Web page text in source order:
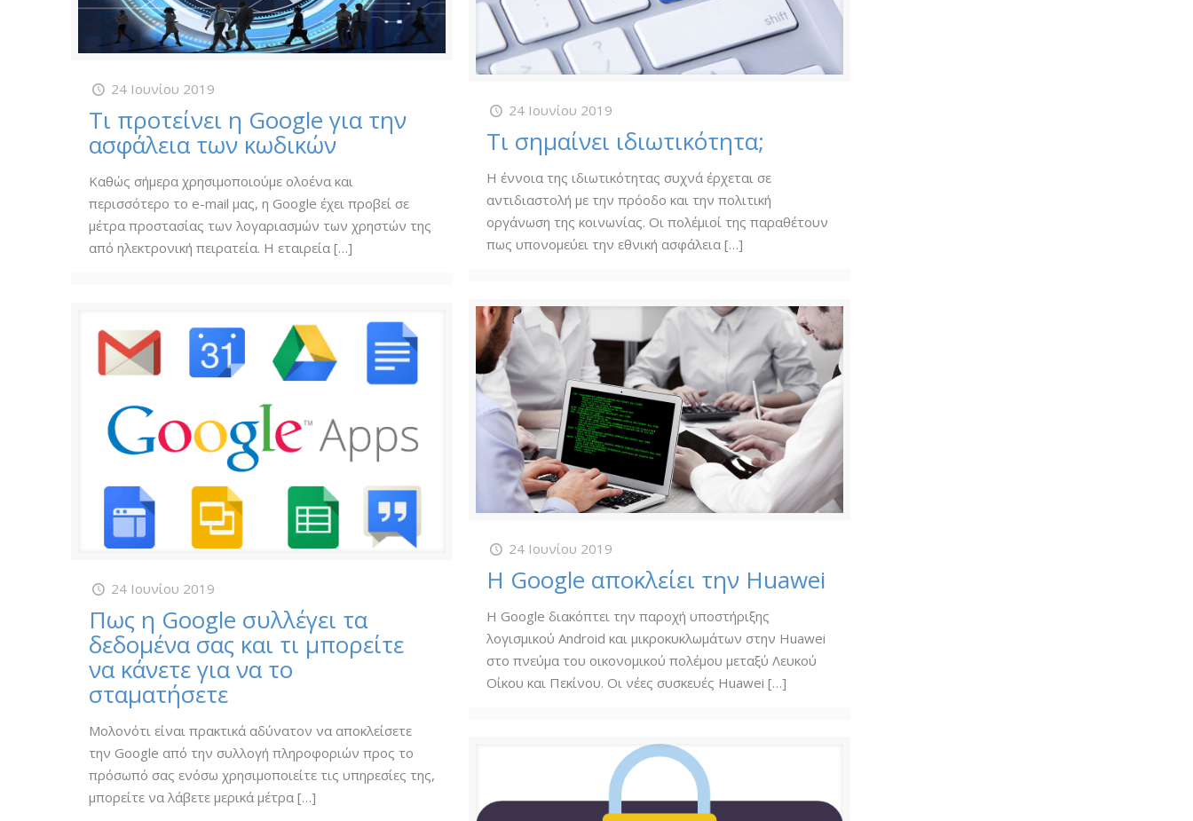
24 Ιουνίου 2019
Τι προτείνει η Google για την
ασφάλεια των κωδικών
Καθώς σήμερα χρησιμοποιούμε ολοένα και
περισσότερο το e-mail μας, η Google έχει προβεί σε
μέτρα προστασίας των λογαριασμών των χρηστών της
από ηλεκτρονική πειρατεία. Η εταιρεία […]
24 Ιουνίου 2019
Τι σημαίνει ιδιωτικότητα;
Η έννοια της ιδιωτικότητας συχνά έρχεται σε
αντιδιαστολή με την πρόοδο και την πολιτική
οργάνωση της κοινωνίας. Οι πολέμιοί της παραθέτουν
πως υπονομεύει την εθνική ασφάλεια […]
24 Ιουνίου 2019
Η Google αποκλείει την Huawei
Η Google διακόπτει την παροχή υποστήριξης
λογισμικού Android και μικροκυκλωμάτων στην Huawei
στο πνεύμα του οικονομικού πολέμου μεταξύ Λευκού
Οίκου και Πεκίνου. Οι νέες συσκευές Huawei […]
24 Ιουνίου 2019
Πως η Google συλλέγει τα
δεδομένα σας και τι μπορείτε
να κάνετε για να το
σταματήσετε
Μολονότι είναι πρακτικά αδύνατον να αποκλείσετε
την Google από την συλλογή πληροφοριών προς το
πρόσωπό σας ενόσω χρησιμοποιείτε τις υπηρεσίες της,
μπορείτε να λάβετε μερικά μέτρα […]